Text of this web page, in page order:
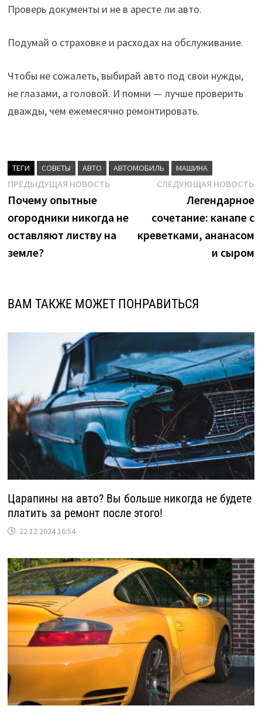
Проверь документы и не в аресте ли авто.
Подумай о страховке и расходах на обслуживание.
Чтобы не сожалеть, выбирай авто под свои нужды,
не глазами, а головой. И помни — лучше проверить
дважды, чем ежемесячно ремонтировать.
ТЕГИ CОВЕТЫ АВТО АВТОМОБИЛЬ МАШИНА
Навигация
по
записям
ПРЕДЫДУЩАЯ НОВОСТЬПредыдущая
Почему опытные
огородники никогда не
оставляют листву на
земле?
СЛЕДУЮЩАЯ НОВОСТЬ
Легендарное
сочетание: канапе с
креветками, ананасом
и сыром
ВАМ ТАКЖЕ МОЖЕТ ПОНРАВИТЬСЯ
Царапины на авто? Вы больше никогда не будете
платить за ремонт после этого!
22.12.2024 16:54